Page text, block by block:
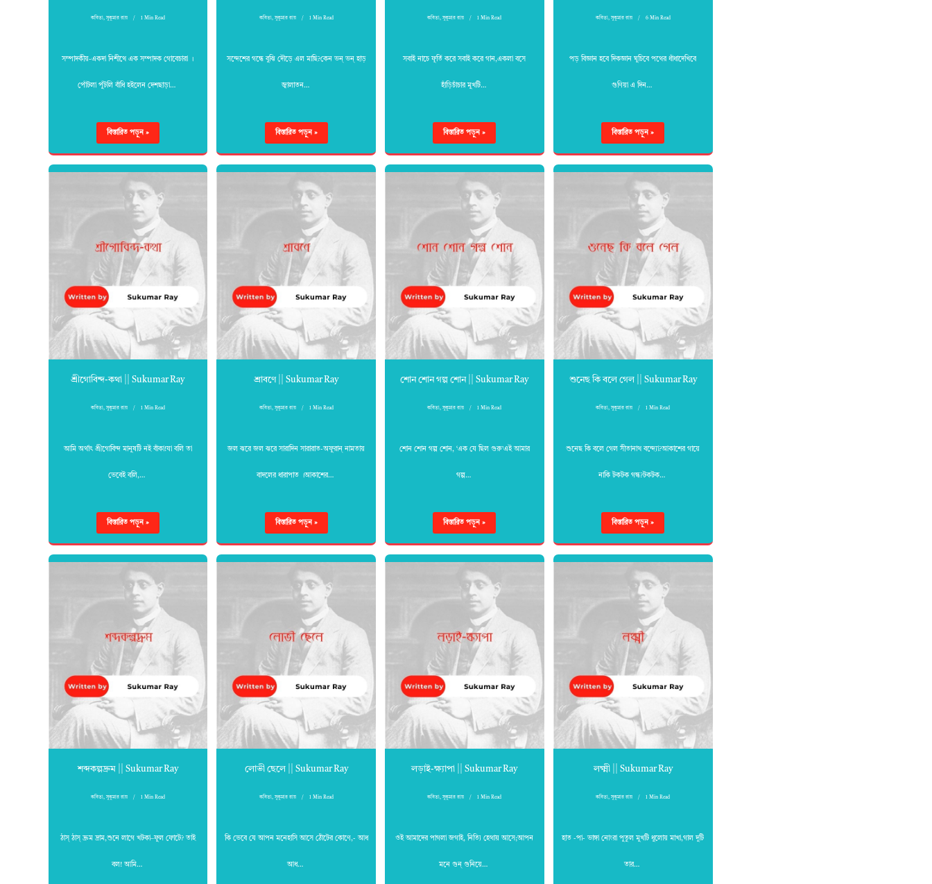
কবিতা, সুকুমার রায় 1 Min Read
সম্পাদকীয়-একদা নিশীথে এক সম্পাদক গোবেচারা ।
পোঁটলা পুঁটলি বাঁধি হইলেন দেশছাড়া…
বিস্তারিত পড়ুন »
কবিতা, সুকুমার রায় 1 Min Read
সন্দেশের গন্ধে বুঝি দৌড়ে এল মাছি?কেন ভন্ ভন্ হাড়
জ্বালাতন…
বিস্তারিত পড়ুন »
কবিতা,সুকুমার রায় 1 Min Read
সবাই নাচে ফূর্তি করে সবাই করে গান,একলা বসে
হাঁড়িচাঁচার মুখটি…
বিস্তারিত পড়ুন »
কবিতা, সুকুমার রায় 6 Min Read
পড় বিজ্ঞান হবে দিকজ্ঞান ঘুচিবে পথের ধাঁধাদেখিবে
গুণিয়া এ দিন…
বিস্তারিত পড়ুন »
শ্রীগোবিন্দ-কথা || Sukumar Ray
কবিতা, সুকুমার রায় 1 Min Read
আমি অর্থাৎ শ্রীগোবিন্দ মানুষটি নই বাঁকা!যা বলি তা
ভেবেই বলি,…
বিস্তারিত পড়ুন »
শ্রাবণে || Sukumar Ray
কবিতা, সুকুমার রায় 1 Min Read
জল ঝরে জল ঝরে সারাদিন সারারাত-অফুরান্‌ নামতায়
বাদলের ধারাপাত ।আকাশের…
বিস্তারিত পড়ুন »
শোন শোন গল্প শোন || Sukumar Ray
কবিতা,সুকুমার রায় 1 Min Read
শোন শোন গল্প শোন, ‘এক যে ছিল গুরু’এই আমার
গল্প…
বিস্তারিত পড়ুন »
শুনেছ কি বলে গেল || Sukumar Ray
কবিতা,সুকুমার রায় 1 Min Read
শুনেছ কি বলে গেল সীতানাথ বন্দ্যো?আকাশের গায়ে
নাকি টকটক গন্ধ?টকটক…
বিস্তারিত পড়ুন »
শব্দকল্পদ্রুম || Sukumar Ray
কবিতা, সুকুমার রায় 1 Min Read
ঠাস্‌ ঠাস্‌ দ্রুম দ্রাম,শুনে লাগে খটকা–ফুল ফোটে? তাই
বল! আমি…
লোভী ছেলে || Sukumar Ray
কবিতা, সুকুমার রায় 1 Min Read
কি ভেবে যে আপন মনেহাসি আসে ঠোঁটের কোণে,- আধ
আধ…
লড়াই-ক্ষ্যাপা || Sukumar Ray
কবিতা,সুকুমার রায় 1 Min Read
ওই আমাদের পাগলা জগাই, নিত্যি হেথায় আসে;আপন
মনে গুন্ গুনিয়ে…
লক্ষ্মী || Sukumar Ray
কবিতা,সুকুমার রায় 1 Min Read
হাত -পা- ভাঙ্গা নোংরা পুতুল মুখটি ধুলোয় মাখা,গাল দুটি
তার…